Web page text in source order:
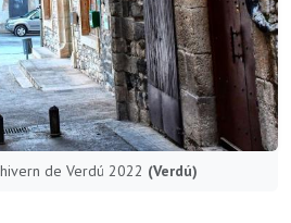
de Verdú 2022 (Verdú)